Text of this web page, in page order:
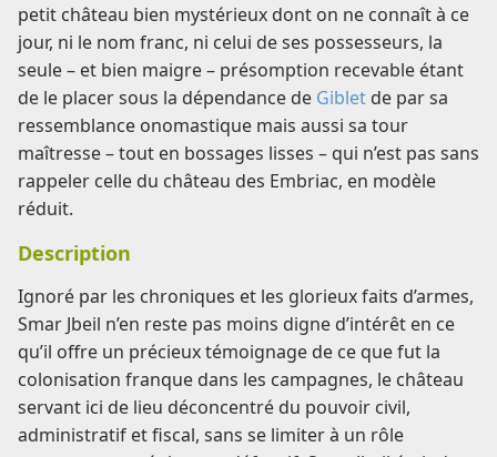
petit château bien mystérieux dont on ne connaît à ce
jour, ni le nom franc, ni celui de ses possesseurs, la
seule – et bien maigre – présomption recevable étant
de le placer sous la dépendance de Giblet de par sa
ressemblance onomastique mais aussi sa tour
maîtresse – tout en bossages lisses – qui n’est pas sans
rappeler celle du château des Embriac, en modèle
réduit.
Description
Ignoré par les chroniques et les glorieux faits d’armes,
Smar Jbeil n’en reste pas moins digne d’intérêt en ce
qu’il offre un précieux témoignage de ce que fut la
colonisation franque dans les campagnes, le château
servant ici de lieu déconcentré du pouvoir civil,
administratif et fiscal, sans se limiter à un rôle